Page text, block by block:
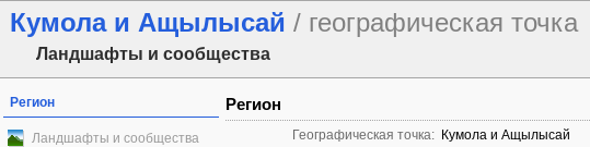
Кумола и Ащылысай / географическая точка
Ландшафты и сообщества
Регион
Ландшафты и сообщества
Регион
Географическая точка: Кумола и Ащылысай